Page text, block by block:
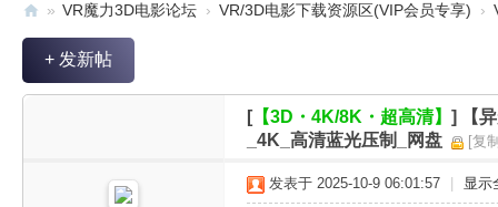
V
» VR魔力3D电影论坛 › VR/3D电影下载资源区(VIP会员专享) ›
+ 发新帖
[【3D・4K/8K・超高清】 ]
【
_4K_高清蓝光压制_网盘
[复
发表于 2025-10-9 06:01:57 显示